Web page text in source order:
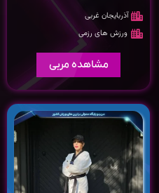
آذربایجان غربی
ورزش های رزمی
مشاهده مربی